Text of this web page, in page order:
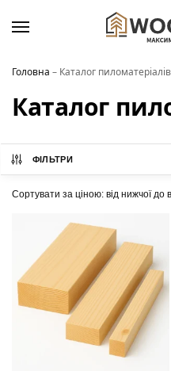
Головна – Каталог пиломатеріалів
Каталог
ФІЛЬТРИ